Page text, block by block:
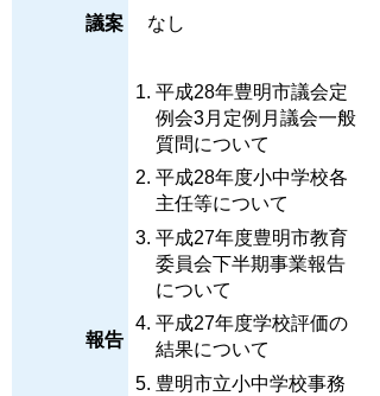
議案
なし
報告
平成28年豊明市議会定
例会3月定例月議会一般
質問について
平成28年度小中学校各
主任等について
平成27年度豊明市教育
委員会下半期事業報告
について
平成27年度学校評価の
結果について
豊明市立小中学校事務